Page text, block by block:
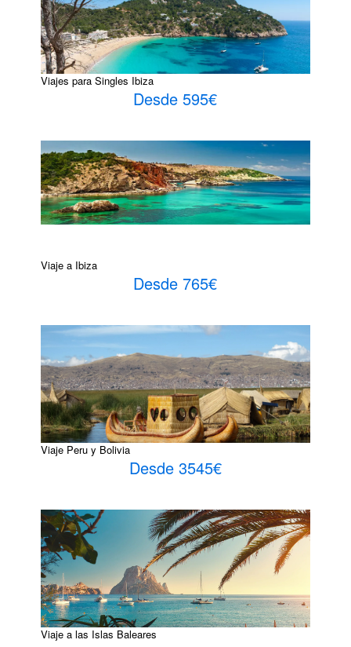
Viajes para Singles Ibiza
Desde 595€
Viaje a Ibiza
Desde 765€
Viaje Peru y Bolivia
Desde 3545€
Viaje a las Islas Baleares